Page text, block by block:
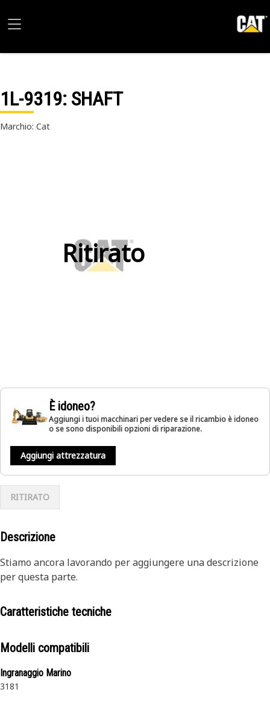
1L-9319: SHAFT
Marchio: Cat
Ritirato
È idoneo?
Aggiungi i tuoi macchinari per vedere se il ricambio è idoneo
o se sono disponibili opzioni di riparazione.
Aggiungi attrezzatura
RITIRATO
Descrizione
Stiamo ancora lavorando per aggiungere una descrizione
per questa parte.
Caratteristiche tecniche
Modelli compatibili
Ingranaggio Marino
3181